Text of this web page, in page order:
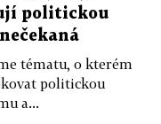
politickou
tématu, o kterém
politickou
a...